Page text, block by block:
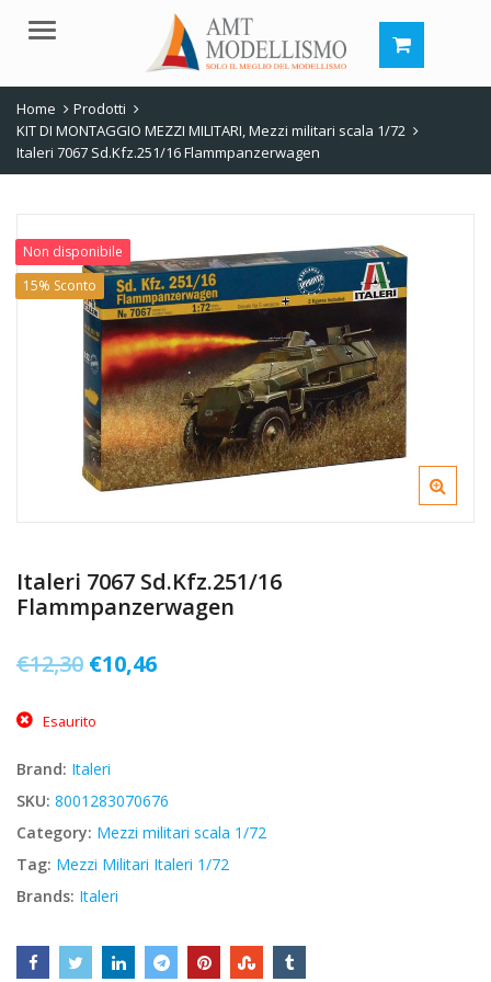
Menu
Home
Prodotti
KIT DI MONTAGGIO MEZZI MILITARI,Mezzi militari scala 1/72
Italeri 7067 Sd.Kfz.251/16 Flammpanzerwagen
Non disponibile
15% Sconto
Italeri 7067 Sd.Kfz.251/16
Flammpanzerwagen
€12,30 Il
originale
era:
€12,30.
€10,46Il
€10,46.
Esaurito
Brand: Italeri
SKU: 8001283070676
Category: Mezzi militari scala 1/72
Tag: Mezzi Militari Italeri 1/72
Brands: Italeri